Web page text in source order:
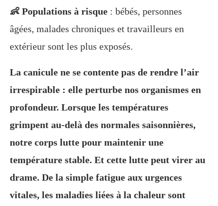
👶 Populations à risque : bébés, personnes
âgées, malades chroniques et travailleurs en
extérieur sont les plus exposés.
La canicule ne se contente pas de rendre l’air
irrespirable : elle perturbe nos organismes en
profondeur. Lorsque les températures
grimpent au-delà des normales saisonnières,
notre corps lutte pour maintenir une
température stable. Et cette lutte peut virer au
drame. De la simple fatigue aux urgences
vitales, les maladies liées à la chaleur sont